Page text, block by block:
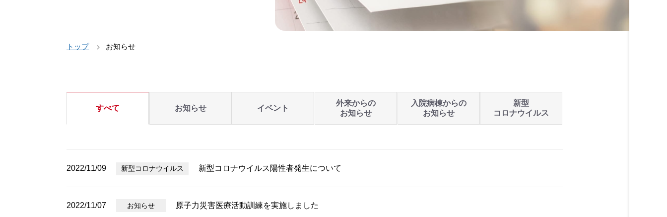
トップ お知らせ
すべて お知らせ イベント
外来からの
お知らせ
入院病棟からの
お知らせ
新型
コロナウイルス
2022/11/09 新型コロナウイルス 新型コロナウイルス陽性者発生について
2022/11/07 お知らせ 原子力災害医療活動訓練を実施しました